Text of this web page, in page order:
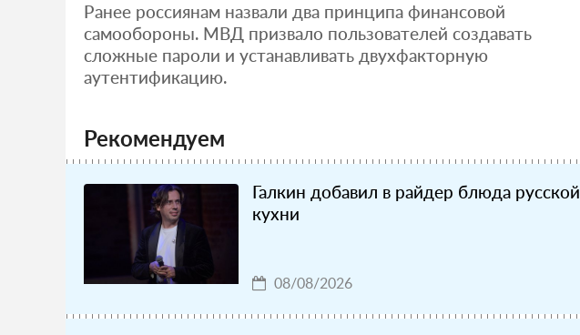
Ранее россиянам назвали два принципа финансовой
самообороны. МВД призвало пользователей создавать
сложные пароли и устанавливать двухфакторную
аутентификацию.
Рекомендуем
Галкин добавил в райдер блюда русской
кухни
08/08/2026